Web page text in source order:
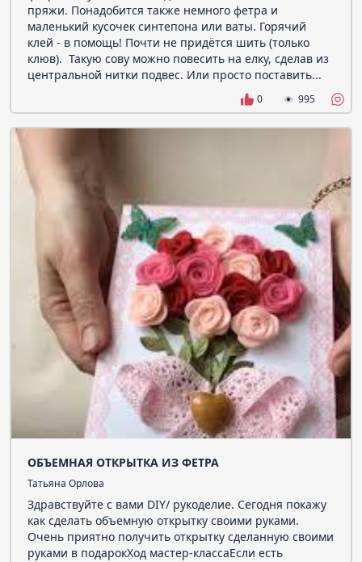
пряжи. Понадобится также немного фетра и
маленький кусочек синтепона или ваты. Горячий
клей - в помощь! Почти не придётся шить (только
клюв). Такую сову можно повесить на елку, сделав из
центральной нитки подвес. Или просто поставить...
0 995
ОБЪЕМНАЯ ОТКРЫТКА ИЗ ФЕТРА
Татьяна Орлова
Здравствуйте с вами DIY/ рукоделие. Сегодня покажу
как сделать объемную открытку своими руками.
Очень приятно получить открытку сделанную своими
руками в подарокХод мастер-классаЕсли есть